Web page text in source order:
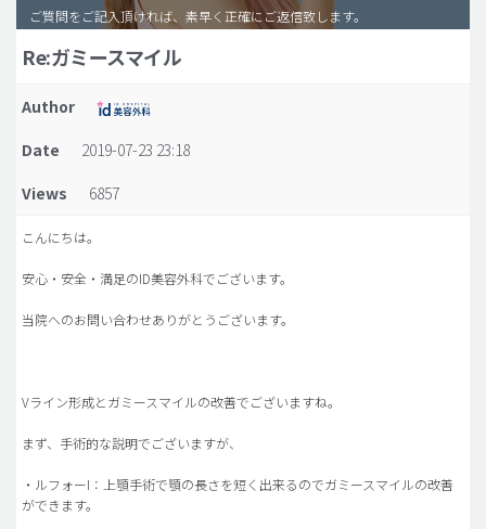
豊胸手術・バストアップ
プチ整形
idリアルストーリー
idニュース
病院紹介
安全整形
料金一覧
ご質問をご記入頂ければ、素早く正確にご返信致します。
Re:ガミースマイル
Author
Date
2019-07-23 23:18
Views
6857
こんにちは。
安心・安全・満足のID美容外科でございます。
当院へのお問い合わせありがとうございます。
Vライン形成とガミースマイルの改善でございますね。
まず、手術的な説明でございますが、
・ルフォーI：上顎手術で顎の長さを短く出来るのでガミースマイルの改善
ができます。